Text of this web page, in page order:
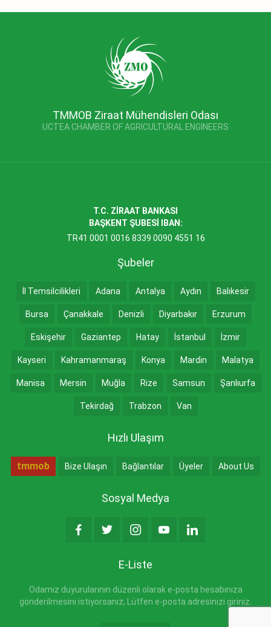
TMMOB Ziraat Mühendisleri Odası
UCTEA CHAMBER OF AGRICULTURAL ENGINEERS
T.C. ZİRAAT BANKASI
BAŞKENT ŞUBESİ IBAN:
TR41 0001 0016 8339 0090 4551 16
Şubeler
İl Temsilcilikleri Adana Antalya Aydın Balıkesir
Bursa Çanakkale Denizli Diyarbakır Erzurum
Eskişehir Gaziantep Hatay İstanbul İzmir
Kayseri Kahramanmaraş Konya Mardin Malatya
Manisa Mersin Muğla Rize Samsun Şanlıurfa
Tekirdağ Trabzon Van
Hızlı Ulaşım
tmmob Bize Ulaşın Bağlantılar Üyeler About Us
Sosyal Medya
E-Liste
Odamız duyurularının düzenli olarak e-posta hesabınıza
gönderilmesini istiyorsanız; Lütfen e-posta adresinizi giriniz.